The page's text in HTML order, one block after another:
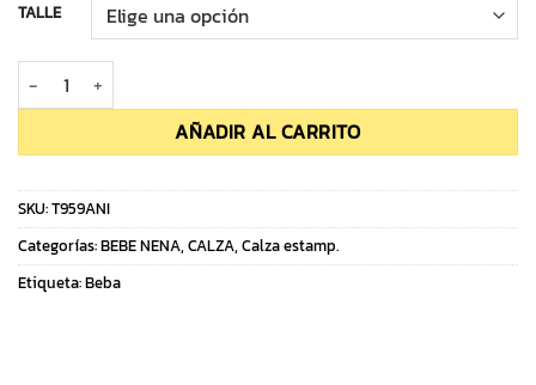
TALLE
Calza Beba A. Lycra cantidad
AÑADIR AL CARRITO
SKU:T959ANI
Categorías:BEBE NENA, CALZA, Calza estamp.
Etiqueta:Beba